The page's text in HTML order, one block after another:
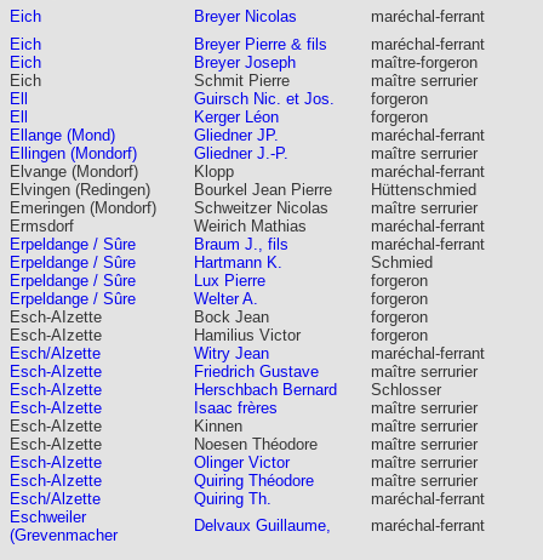
Eich
Breyer Nicolas
maréchal-ferrant
Eich
Breyer Pierre & fils
maréchal-ferrant
Eich
Breyer Joseph
maître-forgeron
Eich
Schmit Pierre
maître serrurier
Ell
Guirsch Nic. et Jos.
forgeron
Ell
Kerger Léon
forgeron
Ellange (Mond)
Gliedner JP.
maréchal-ferrant
Ellingen (Mondorf)
Gliedner J.-P.
maître serrurier
Elvange (Mondorf)
Klopp
maréchal-ferrant
Elvingen (Redingen)
Bourkel Jean Pierre
Hüttenschmied
Emeringen (Mondorf)
Schweitzer Nicolas
maître serrurier
Ermsdorf
Weirich Mathias
maréchal-ferrant
Erpeldange / Sûre
Braum J., fils
maréchal-ferrant
Erpeldange / Sûre
Hartmann K.
Schmied
Erpeldange / Sûre
Lux Pierre
forgeron
Erpeldange / Sûre
Welter A.
forgeron
Esch-AIzette
Bock Jean
forgeron
Esch-AIzette
Hamilius Victor
forgeron
Esch/Alzette
Witry Jean
maréchal-ferrant
Esch-AIzette
Friedrich Gustave
maître serrurier
Esch-AIzette
Herschbach Bernard
Schlosser
Esch-AIzette
Isaac frères
maître serrurier
Esch-AIzette
Kinnen
maître serrurier
Esch-AIzette
Noesen Théodore
maître serrurier
Esch-AIzette
Olinger Victor
maître serrurier
Esch-AIzette
Quiring Théodore
maître serrurier
Esch/Alzette
Quiring Th.
maréchal-ferrant
Eschweiler
(Grevenmacher
Delvaux Guillaume, maréchal-ferrant